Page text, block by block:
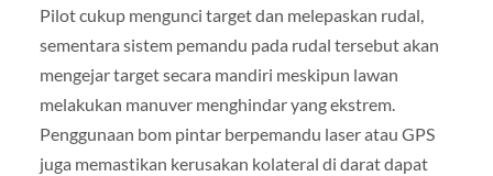
Pilot cukup mengunci target dan melepaskan rudal,
sementara sistem pemandu pada rudal tersebut akan
mengejar target secara mandiri meskipun lawan
melakukan manuver menghindar yang ekstrem.
Penggunaan bom pintar berpemandu laser atau GPS
juga memastikan kerusakan kolateral di darat dapat